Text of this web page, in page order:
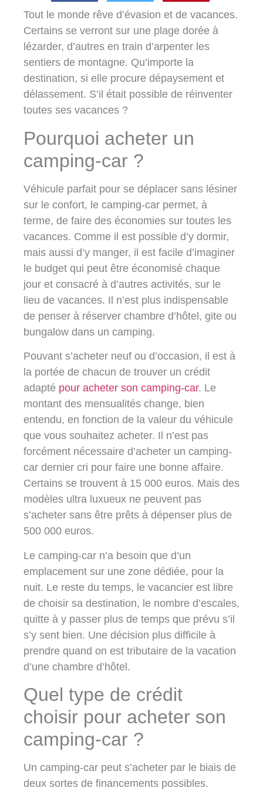
Tout le monde rêve d’évasion et de vacances.
Certains se verront sur une plage dorée à
lézarder, d’autres en train d’arpenter les
sentiers de montagne. Qu’importe la
destination, si elle procure dépaysement et
délassement. S’il était possible de réinventer
toutes ses vacances ?
Pourquoi acheter un
camping-car ?
Véhicule parfait pour se déplacer sans lésiner
sur le confort, le camping-car permet, à
terme, de faire des économies sur toutes les
vacances. Comme il est possible d’y dormir,
mais aussi d’y manger, il est facile d’imaginer
le budget qui peut être économisé chaque
jour et consacré à d’autres activités, sur le
lieu de vacances. Il n’est plus indispensable
de penser à réserver chambre d’hôtel, gite ou
bungalow dans un camping.
Pouvant s’acheter neuf ou d’occasion, il est à
la portée de chacun de trouver un crédit
adapté pour acheter son camping-car. Le
montant des mensualités change, bien
entendu, en fonction de la valeur du véhicule
que vous souhaitez acheter. Il n’est pas
forcément nécessaire d’acheter un camping-
car dernier cri pour faire une bonne affaire.
Certains se trouvent à 15 000 euros. Mais des
modèles ultra luxueux ne peuvent pas
s’acheter sans être prêts à dépenser plus de
500 000 euros.
Le camping-car n’a besoin que d’un
emplacement sur une zone dédiée, pour la
nuit. Le reste du temps, le vacancier est libre
de choisir sa destination, le nombre d’escales,
quitte à y passer plus de temps que prévu s’il
s’y sent bien. Une décision plus difficile à
prendre quand on est tributaire de la vacation
d’une chambre d’hôtel.
Quel type de crédit
choisir pour acheter son
camping-car ?
Un camping-car peut s’acheter par le biais de
deux sortes de financements possibles.